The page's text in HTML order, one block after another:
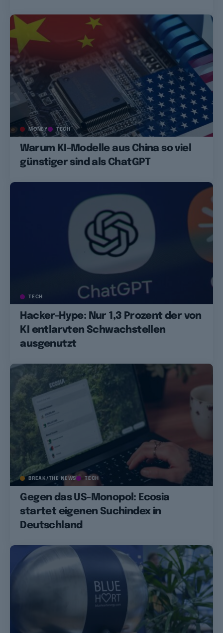
MONEY TECH
Warum KI-Modelle aus China so viel
günstiger sind als ChatGPT
TECH
Hacker-Hype: Nur 1,3 Prozent der von
KI entlarvten Schwachstellen
ausgenutzt
BREAK/THE NEWS TECH
Gegen das US-Monopol: Ecosia
startet eigenen Suchindex in
Deutschland